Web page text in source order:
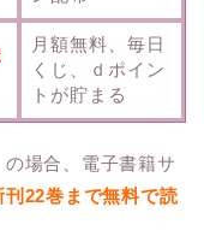
月額無料、毎日
くじ、ｄポイン
トが貯まる
場合、電子書籍サ
刊22巻まで無料で読